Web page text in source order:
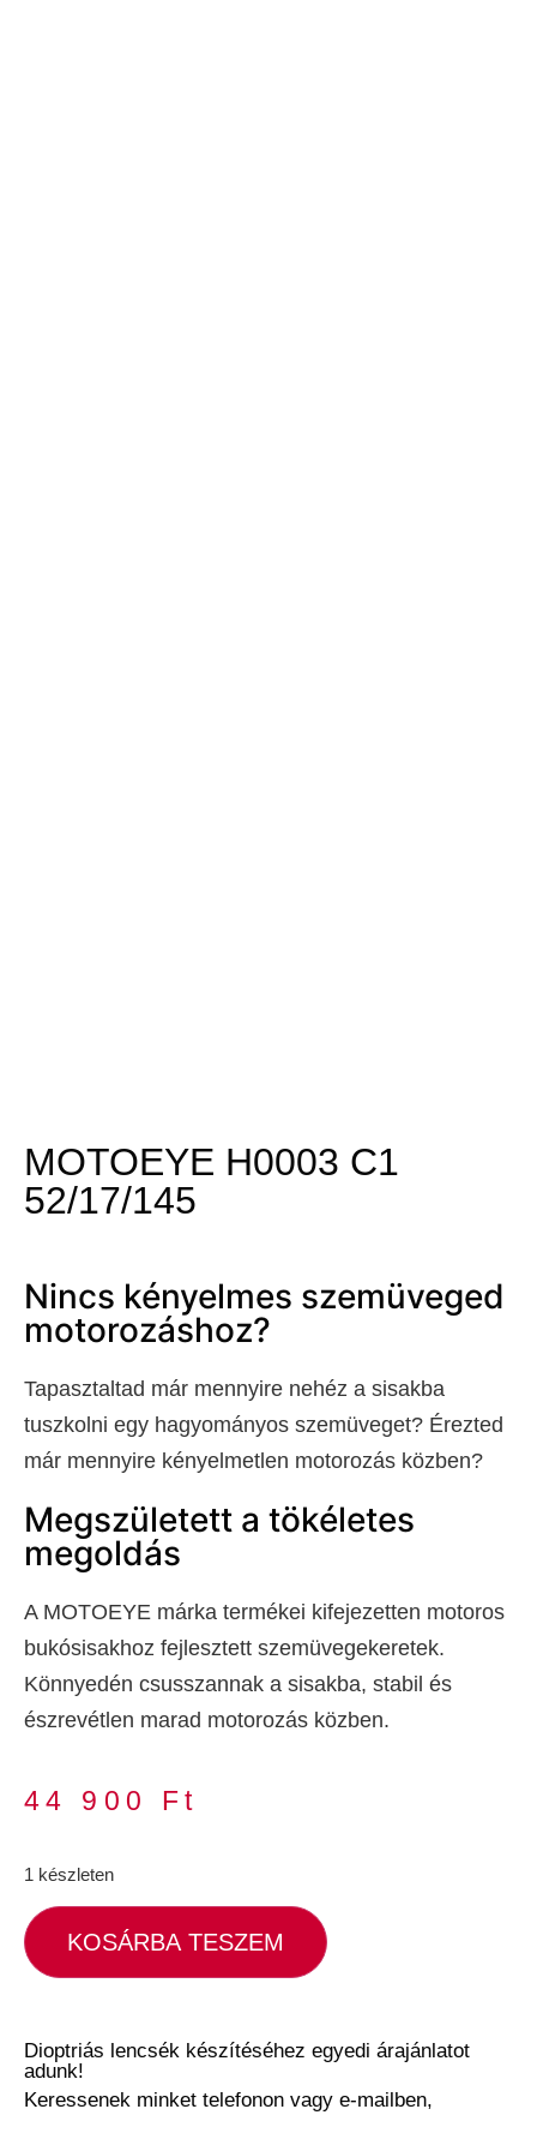
MOTOEYE H0003 C1
52/17/145
Nincs kényelmes szemüveged
motorozáshoz?
Tapasztaltad már mennyire nehéz a sisakba
tuszkolni egy hagyományos szemüveget? Érezted
már mennyire kényelmetlen motorozás közben?
Megszületett a tökéletes
megoldás
A MOTOEYE márka termékei kifejezetten motoros
bukósisakhoz fejlesztett szemüvegekeretek.
Könnyedén csusszannak a sisakba, stabil és
észrevétlen marad motorozás közben.
44 900 Ft
1 készleten
KOSÁRBA TESZEM
Dioptriás lencsék készítéséhez egyedi árajánlatot
adunk!
Keressenek minket telefonon vagy e-mailben,